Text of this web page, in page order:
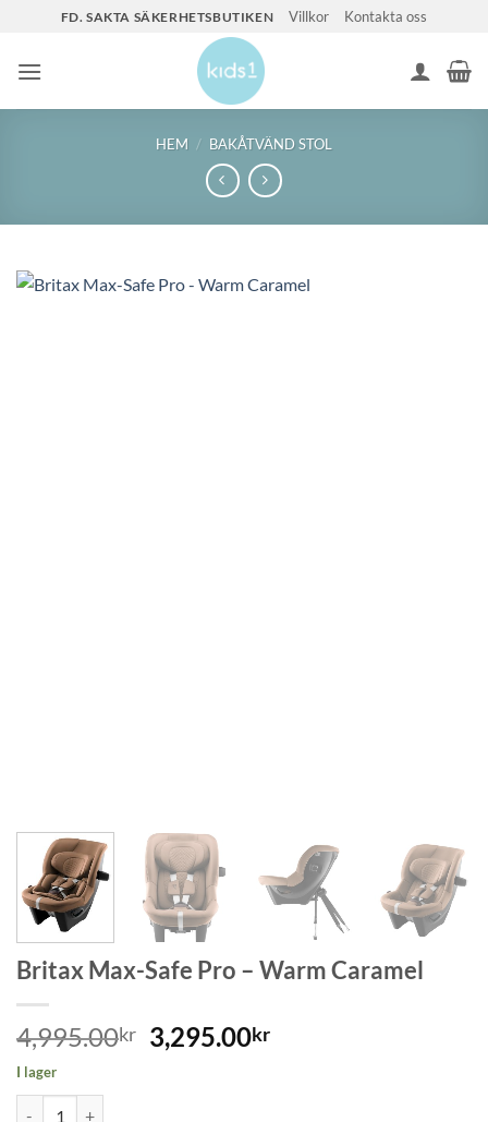
content
FD. SAKTA SÄKERHETSBUTIKEN Villkor Kontakta oss
HEM / BAKÅTVÄND STOL
Britax Max-Safe Pro – Warm Caramel
4,995.00kr Det
ursprungliga
3,295.00krDet
I lager